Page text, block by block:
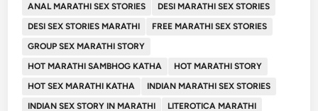
ANAL MARATHI SEX STORIES
DESI MARATHI SEX STORIES
DESI SEX STORIES MARATHI
FREE MARATHI SEX STORIES
GROUP SEX MARATHI STORY
HOT MARATHI SAMBHOG KATHA
HOT MARATHI STORY
HOT SEX MARATHI KATHA
INDIAN MARATHI SEX STORIES
INDIAN SEX STORY IN MARATHI
LITEROTICA MARATHI